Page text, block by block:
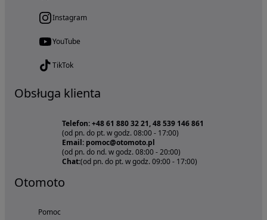
Instagram
YouTube
TikTok
Obsługa klienta
Telefon: +48 61 880 32 21, 48 539 146 861
(od pn. do pt. w godz. 08:00 - 17:00)
Email: pomoc@otomoto.pl
(od pn. do nd. w godz. 08:00 - 20:00)
Chat:(od pn. do pt. w godz. 09:00 - 17:00)
Otomoto
Pomoc